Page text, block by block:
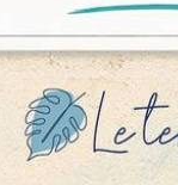
vocês, temos